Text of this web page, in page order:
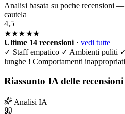
Analisi basata su poche recensioni
cautela
4,5
★★★★★
Ultime 14 recensioni · vedi tutte
✓ Staff empatico ✓ Ambienti puliti ✓
lunghe ! Comportamenti inappropriati
Riassunto IA delle recensioni
Analisi IA